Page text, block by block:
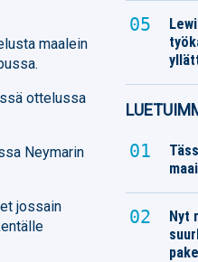
maalein
ottelussa
Neymarin
jossain
Nyt